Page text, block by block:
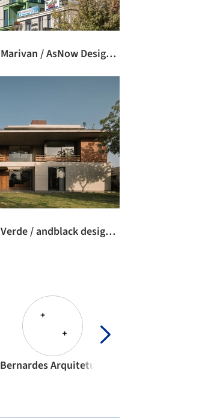
Edifício Médico Marivan / AsNow Design & Construct
A Casa do Pátio Verde / andblack design studio
Bernardes Arquitetura